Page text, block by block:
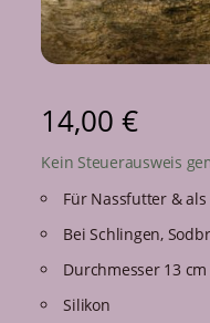
14,00€
Kein Steuerausweis
Für Nassfutter & als
Bei Schlingen,
Durchmesser 13 cm
Silikon